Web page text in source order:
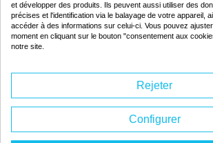
CHERCHER
et développer des produits. Ils peuvent aussi utiliser des
précises et l'identification via le balayage de votre appareil,
accéder à des informations sur celui-ci. Vous pouvez
moment en cliquant sur le bouton "consentement aux
notre site.
Rejeter
Configurer